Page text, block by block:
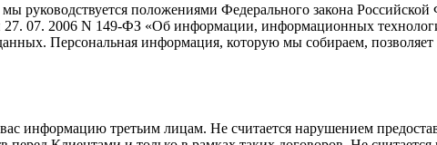
руководствуется положениями Федерального закона
27. 07. 2006 N 149-ФЗ «Об информации, информационных
Персональная информация, которую мы собираем,
информацию третьим лицам. Не считается нарушением